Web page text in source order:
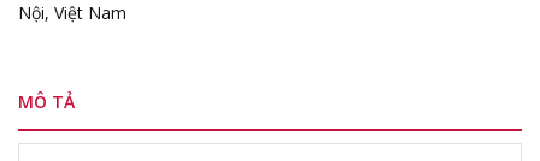
Nội, Việt Nam
MÔ TẢ